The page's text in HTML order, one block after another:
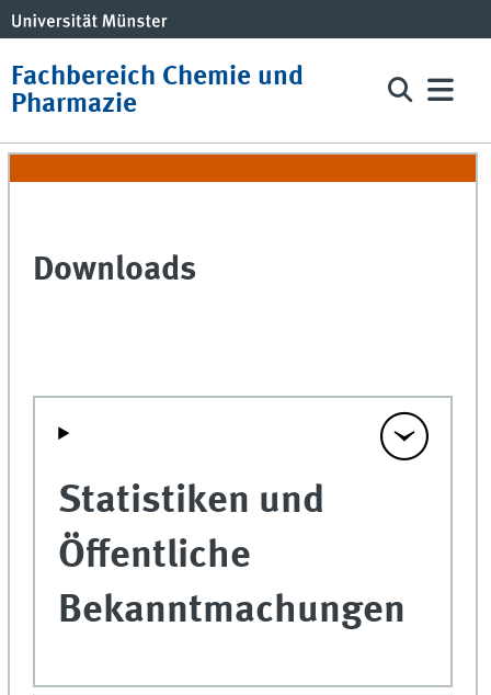
Fachbereich Chemie und
Pharmazie
Downloads
Statistiken und
Öffentliche
Bekanntmachungen